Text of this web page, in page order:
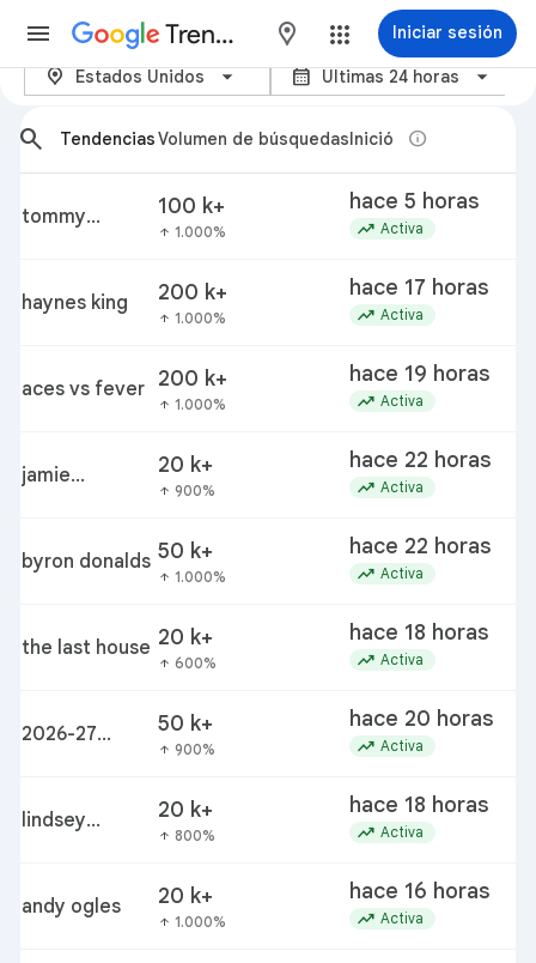
Trends maps Iniciar sesión
Tendencias actuales - Google
location_on Estados Unidos calendar_month Últimas 24 horas
arrow_back_ios_new
search
TendenciasVolumen de búsquedasInició info
tommy
100 k+
arrow_upward 1.000%
hace 5 horas
trending_up Activa
haynes king 200 k+
arrow_upward 1.000%
hace 17 horas
trending_up Activa
aces vs fever 200 k+
arrow_upward 1.000%
hace 19 horas
trending_up Activa
jamie
20 k+
arrow_upward 900%
hace 22 horas
trending_up Activa
byron donalds 50 k+
arrow_upward 1.000%
hace 22 horas
trending_up Activa
the last house 20 k+
arrow_upward 600%
hace 18 horas
trending_up Activa
2026-27
predictions
50 k+
arrow_upward 900%
hace 20 horas
trending_up Activa
lindsey
20 k+
arrow_upward 800%
hace 18 horas
trending_up Activa
andy ogles 20 k+
arrow_upward 1.000%
hace 16 horas
trending_up Activa